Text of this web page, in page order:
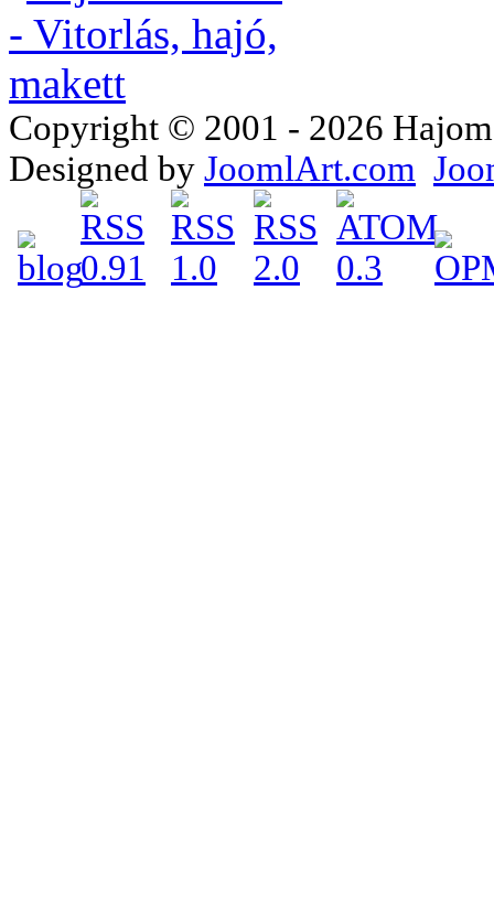
Copyright © 2001 - 2026
Designed by JoomlArt.com